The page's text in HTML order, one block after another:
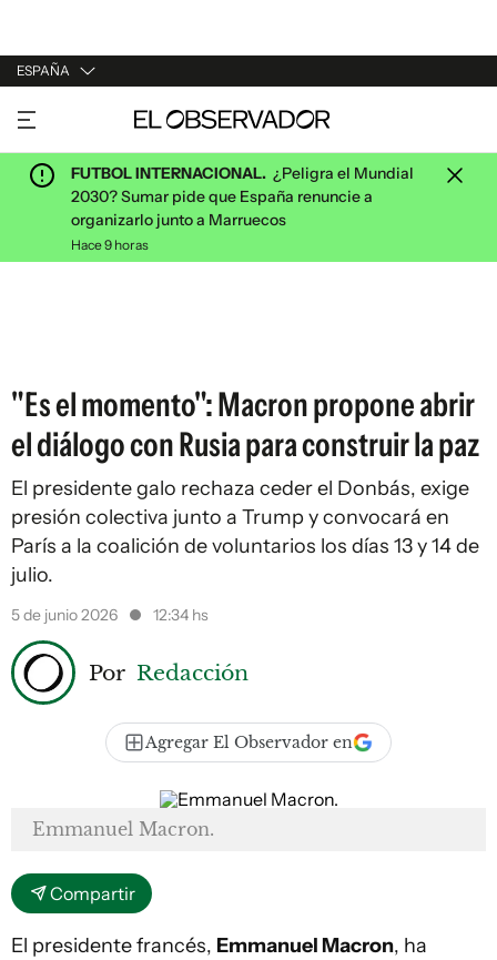
ESPAÑA
URUGUAY
ARGENTINA
ESPAÑA
ESTADOS UNIDOS
FUTBOL INTERNACIONAL. ¿Peligra el Mundial
2030? Sumar pide que España renuncie a
organizarlo junto a Marruecos
Hace 9 horas
"Es el momento": Macron propone abrir
el diálogo con Rusia para construir la paz
El presidente galo rechaza ceder el Donbás, exige
presión colectiva junto a Trump y convocará en
París a la coalición de voluntarios los días 13 y 14 de
julio.
5 de junio 2026 12:34 hs
Por Redacción
Agregar El Observador en
Emmanuel Macron.
Compartir
El presidente francés, Emmanuel Macron, ha